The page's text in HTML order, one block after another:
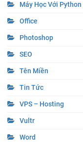
Máy Học Với
Office
Photoshop
SEO
Tên Miền
Tin Tức
VPS – Hosting
Vultr
Word